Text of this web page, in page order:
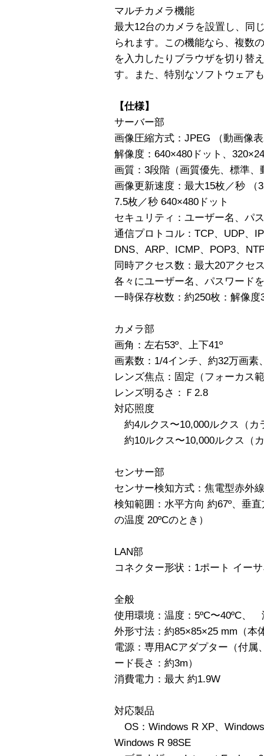
マルチカメラ機能
最大12台のカメラを設置し、同
られます。この機能なら、複数
を入力したりブラウザを切り替
す。また、特別なソフトウェア
【仕様】
サーバー部
画像圧縮方式：JPEG （動画像
解像度：640×480ドット、
画質：3段階（画質優先、標準、
画像更新速度：最大15枚／秒 （
7.5枚／秒 640×480ドット
セキュリティ：ユーザー名、パ
通信プロトコル：TCP、UDP、
DNS、ARP、ICMP、POP3、
同時アクセス数：最大20アク
各々にユーザー名、パスワード
一時保存枚数：約250枚：解像
カメラ部
画角：左右53º、上下41º
画素数：1/4インチ、約32万画素
レンズ焦点：固定（フォーカス
レンズ明るさ：Ｆ2.8
対応照度
約4ルクス〜10,000ルクス（カ
約10ルクス〜10,000ルクス（
センサー部
センサー検知方式：焦電型赤外
検知範囲：水平方向 約67º、垂
の温度 20ºCのとき）
LAN部
コネクター形状：1ポート イー
全般
使用環境：温度：5ºC〜40ºC、
外形寸法：約85×85×25 mm（本
電源：専用ACアダプター（付
ード長さ：約3m）
消費電力：最大 約1.9W
対応製品
OS：Windows R XP、
Windows R 98SE